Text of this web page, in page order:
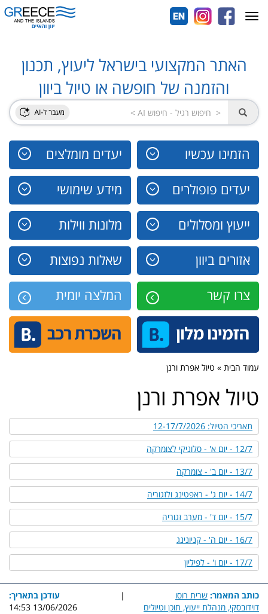
האתר המקצועי בישראל ליעוץ, תכנון
והזמנה של חופשה או טיול ביוון
הזמינו עכשיו יעדים מומלצים
יעדים פופולרים מידע שימושי
ייעוץ ומסלולים מלונות ווילות
אזורים ביוון שאלות נפוצות
צרו קשר המלצה יומית
Toggle
navigation
עמוד הבית » טיול אפרת ורנן
טיול אפרת ורנן
תאריכי הטיול: 12-17/7/2026
12/7 - יום א' - סלוניקי לצומרקה
13/7 - יום ב' - צומרקה
14/7 - יום ג' - ראפטינג ולזגוריה
15/7 - יום ד' - מערב זגוריה
16/7 - יום ה' - קניונינג
17/7 - יום ו' - לפיליון
כותב המאמר: שרית רוסו
דוידובסקי, מנהלת ייעוץ, תוכן וטיולים
|
עודכן בתאריך:
13/06/2026 14:53